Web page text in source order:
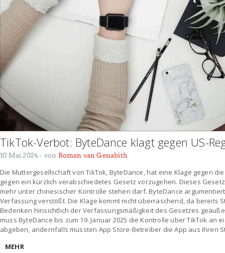
TikTok-Verbot: ByteDance klagt gegen US-
10 Mai 2024 - von Roman van Genabith
Die Muttergesellschaft von TikTok, ByteDance, hat eine Klage gegen
gegen ein kürzlich verabschiedetes Gesetz vorzugehen. Dieses
mehr unter chinesischer Kontrolle stehen darf. ByteDance
Verfassung verstößt. Die Klage kommt nicht überraschend, da bereits
Bedenken hinsichtlich der Verfassungsmäßigkeit des Gesetzes
muss ByteDance bis zum 19. Januar 2025 die Kontrolle über TikTok an
abgeben, andernfalls müssten App Store-Betreiber die App aus ihren
MEHR